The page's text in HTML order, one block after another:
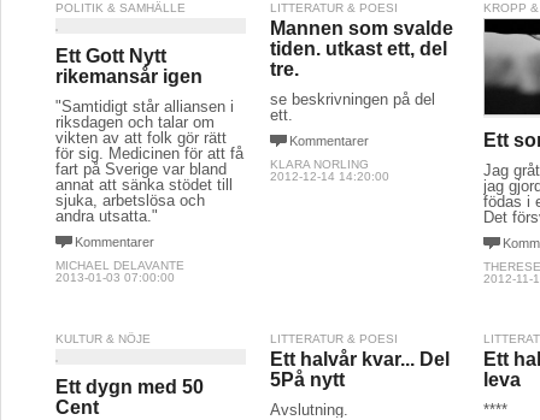
POLITIK & SAMHÄLLE
Ett Gott Nytt
rikemansår igen
"Samtidigt står alliansen i
riksdagen och talar om
vikten av att folk gör rätt
för sig. Medicinen för att få
fart på Sverige var bland
annat att sänka stödet till
sjuka, arbetslösa och
andra utsatta."
Kommentarer
MICHAEL DELAVANTE
2013-01-03 07:00:00
LITTERATUR & POESI
Mannen som svalde
tiden. utkast ett, del
tre.
se beskrivningen på del
ett.
Kommentarer
KLARA NORLING
2012-12-14 14:20:00
KROPP
Ett
Jag
jag
födas i
Det
2012-11-
KULTUR & NÖJE
Ett dygn med 50
Cent
LITTERATUR & POESI
Ett halvår kvar... Del
5På nytt
Avslutning.
Ett
leva
****